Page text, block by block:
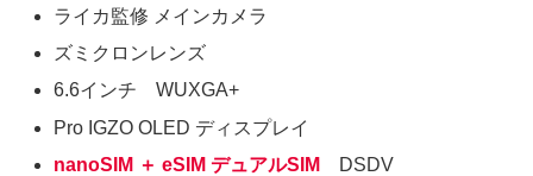
ライカ監修 メインカメラ
ズミクロンレンズ
6.6インチ WUXGA+
Pro IGZO OLED ディスプレイ
nanoSIM ＋ eSIM デュアルSIM
DSDV